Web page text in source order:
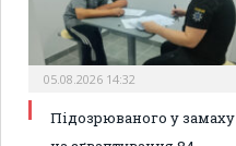
05.08.2026 14:32
Підозрюваного у замаху